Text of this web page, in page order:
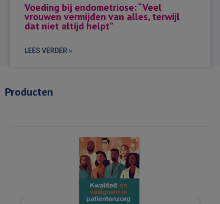
Voeding bij endometriose: “Veel
vrouwen vermijden van alles, terwijl
dat niet altijd helpt”
LEES VERDER »
Producten